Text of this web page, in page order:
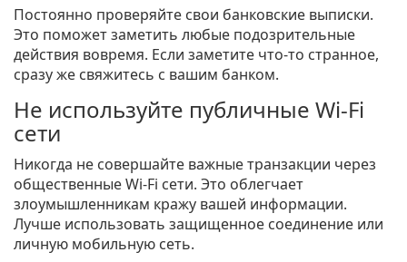
Постоянно проверяйте свои банковские выписки.
Это поможет заметить любые подозрительные
действия вовремя. Если заметите что-то странное,
сразу же свяжитесь с вашим банком.
Не используйте публичные Wi-Fi
сети
Никогда не совершайте важные транзакции через
общественные Wi-Fi сети. Это облегчает
злоумышленникам кражу вашей информации.
Лучше использовать защищенное соединение или
личную мобильную сеть.